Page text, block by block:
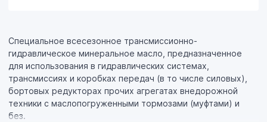
Специальное всесезонное трансмиссионно-
гидравлическое минеральное масло, предназначенное
для использования в гидравлических системах,
трансмиссиях и коробках передач (в то числе силовых),
бортовых редукторах прочих агрегатах внедорожной
техники с маслопогруженными тормозами (муфтами) и
без.